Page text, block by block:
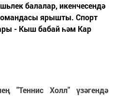
балалар, икенчесендә
ярышты. Спорт
- Кыш бабай һәм Кар
"Теннис Холл" үзәгендә